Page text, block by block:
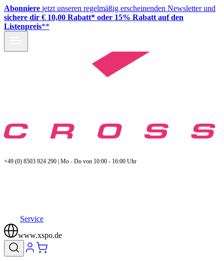
Abonniere jetzt unseren regelmäßig erscheinenden Newsletter und
sichere dir € 10,00 Rabatt* oder 15% Rabatt auf den
Listenpreis**
+49 (0) 8503 924 290 | Mo - Do von 10:00 - 16:00 Uhr
Service
www.xspo.de